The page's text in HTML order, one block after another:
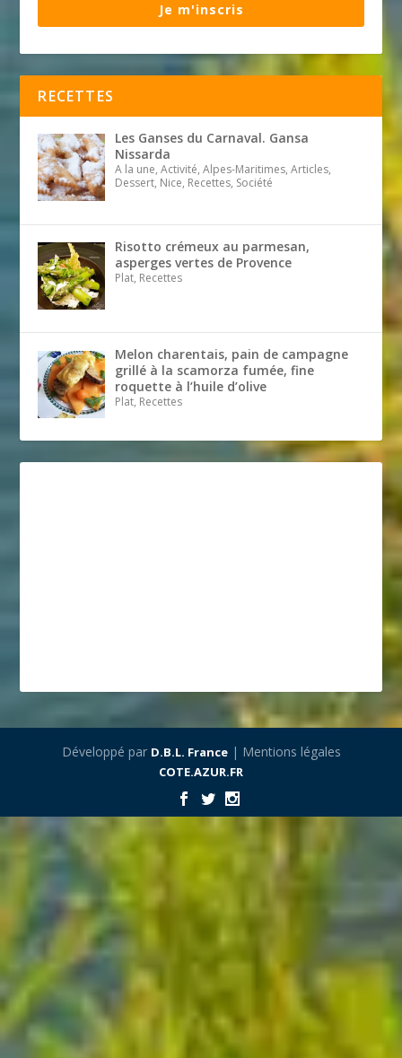
Je m'inscris
RECETTES
Les Ganses du Carnaval. Gansa
Nissarda
A la une, Activité, Alpes-Maritimes, Articles,
Dessert, Nice, Recettes, Société
Risotto crémeux au parmesan,
asperges vertes de Provence
Plat, Recettes
Melon charentais, pain de campagne
grillé à la scamorza fumée, fine
roquette à l’huile d’olive
Plat, Recettes
Développé par D.B.L. France| Mentions légales
COTE.AZUR.FR